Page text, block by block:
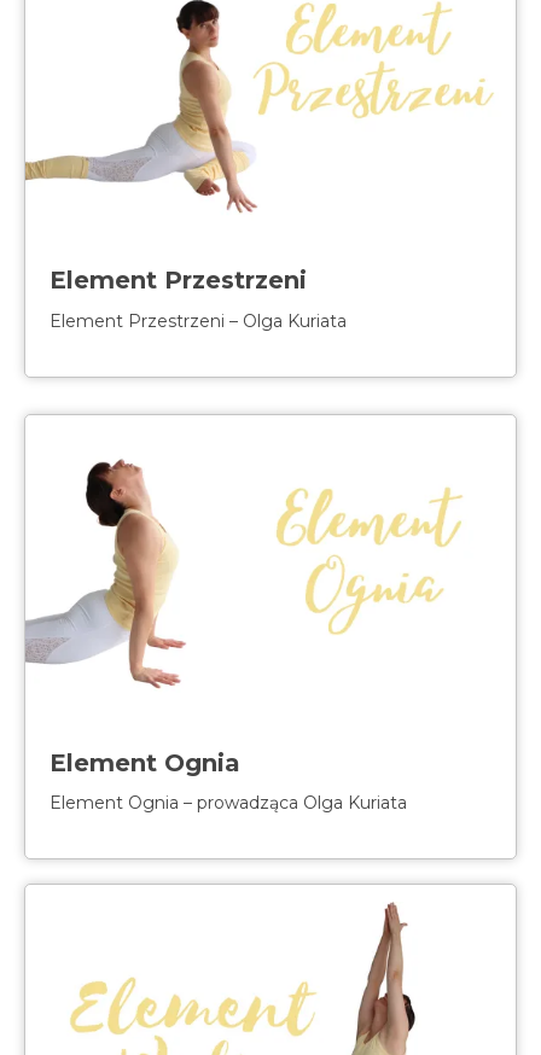
Element Przestrzeni
Element Przestrzeni – Olga Kuriata
Element Ognia
Element Ognia – prowadząca Olga Kuriata